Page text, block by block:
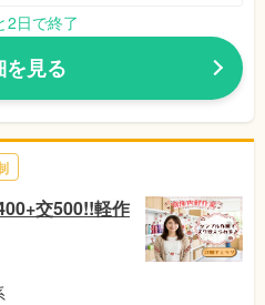
2日で終了
を見る
交500!!軽作